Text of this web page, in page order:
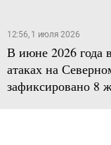
12:56, 1 июля 2026
В июне 2026 года
атаках на
зафиксировано 8